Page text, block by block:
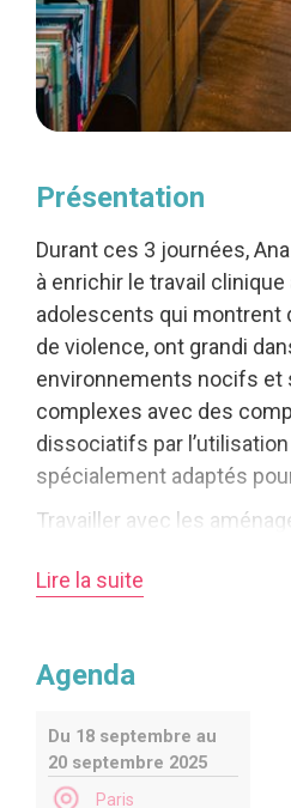
Présentation
Durant ces 3 journées,
à enrichir le travail
adolescents qui
de violence, ont grandi
environnements nocifs et
complexes avec des
dissociatifs par
spécialement adaptés
Travailler avec les
traumatismes complexes
aménagements et des
blessants. Au fil du
deviennent rigides et
Lire la suite
Agenda
Du 18 septembre au
20 septembre 2025
Paris